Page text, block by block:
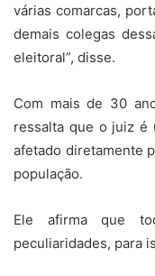
várias comarcas,
demais colegas
eleitoral”, disse.
Com mais de 30
ressalta que o juiz é
afetado diretamente
população.
Ele afirma que
peculiaridades, para